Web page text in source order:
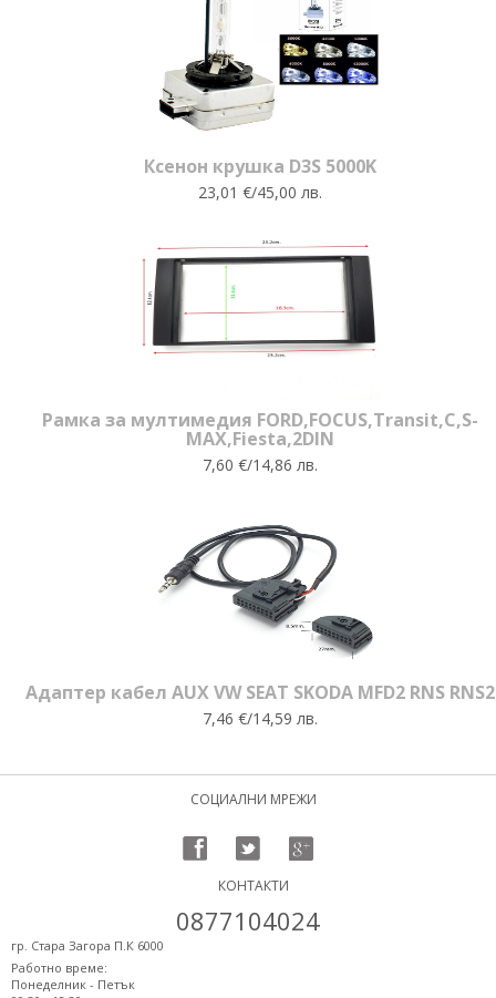
Ксенон крушка D3S 5000K
23,01 €/45,00 лв.
Рамка за мултимедия FORD,FOCUS,Transit,C,S-
MAX,Fiesta,2DIN
7,60 €/14,86 лв.
Адаптер кабел AUX VW SEAT SKODA MFD2 RNS RNS2
7,46 €/14,59 лв.
СОЦИАЛНИ МРЕЖИ
КОНТАКТИ
0877104024
гр. Стара Загора П.К 6000
Работно време:
Понеделник - Петък